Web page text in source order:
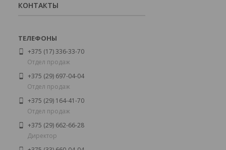
КОНТАКТЫ
+375 (17) 336-33-70
Отдел продаж
+375 (29) 697-04-04
Отдел продаж
+375 (29) 164-41-70
Отдел продаж
+375 (29) 662-66-28
Директор